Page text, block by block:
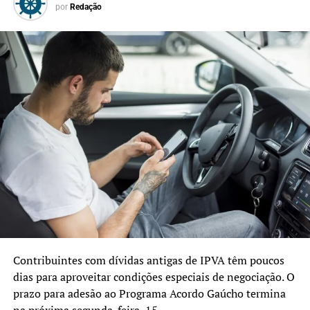
permite que a GurIA, além
de orientar o cidadão,
execute diversos serviços
diretamente pelo
WhatsApp. Ao possibilitar
que as pessoas resolvam
suas demandas por meio de
conversa, o avanço também
representa uma
contribuição importante
para a acessibilidade”,
afirmou a secretária de
Planejamento, Governança
por Redação
Contribuintes com dívidas antigas de IPVA têm poucos
dias para aproveitar condições especiais de negociação. O
prazo para adesão ao Programa Acordo Gaúcho termina